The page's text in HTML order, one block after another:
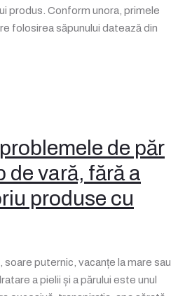
produs. Conform unora, primele
folosirea săpunului datează din
de păr
de vară, fără a
produse cu
soare puternic, vacanțe la mare sau
a pielii și a părului este unul